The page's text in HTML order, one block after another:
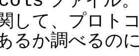
して、プロト
るか調べるの